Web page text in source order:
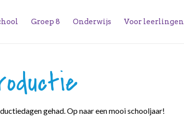
Groep 8 Onderwijs Voor leerlingen
gehad. Op naar een mooi schooljaar!